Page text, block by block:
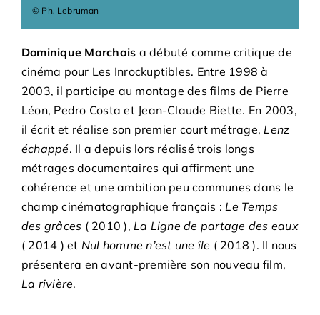
© Ph. Lebruman
Dominique Marchais a débuté comme critique de
cinéma pour Les Inrockuptibles. Entre 1998 à
2003, il participe au montage des films de Pierre
Léon, Pedro Costa et Jean-Claude Biette. En 2003,
il écrit et réalise son premier court métrage, Lenz
échappé. Il a depuis lors réalisé trois longs
métrages documentaires qui affirment une
cohérence et une ambition peu communes dans le
champ cinématographique français : Le Temps
des grâces ( 2010 ), La Ligne de partage des eaux
( 2014 ) et Nul homme n’est une île ( 2018 ). Il nous
présentera en avant-première son nouveau film,
La rivière.